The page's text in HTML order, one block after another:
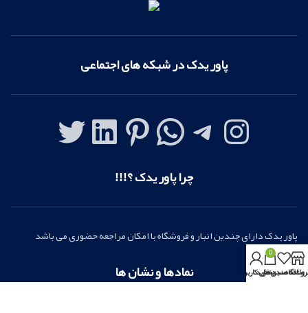
پاور یدک در شبکه های اجتماعی
چرا پاور یدک ؟!!!
پاور یدک دارای چندین انبار و فروشگاه با امکان مراجعه حضوری می باشد
نمادها و نشان ها علاقه مندی ها
0
سبد خرید
بخش کاربری